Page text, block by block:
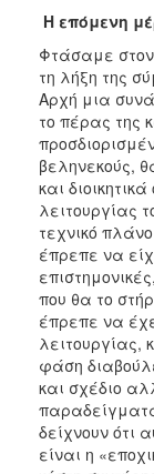
Η επόμενη
Φτάσαμε στον
τη λήξη της
Αρχή μια
το πέρας της
βεληνεκούς,
και
λειτουργίας
τεχνικό
έπρεπε να
που θα το
έπρεπε να
λειτουργίας,
φάση
και σχέδιο
δείχνουν ότι
είναι η